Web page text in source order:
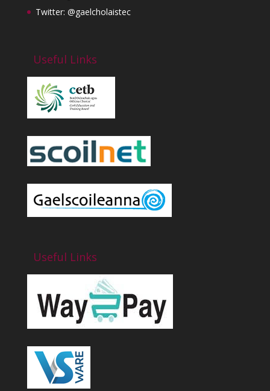
Twitter: @gaelcholaistec
Useful Links
Useful Links